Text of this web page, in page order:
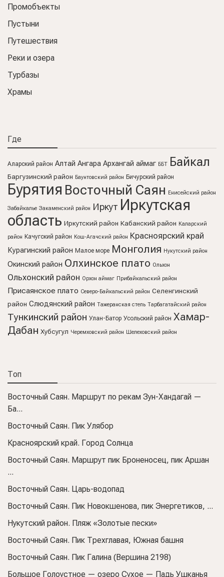
Промобъекты
Пустыни
Путешествия
Реки и озера
Турбазы
Храмы
Где
Аларский район Алтай Ангара Архангай аймаг ББТ Байкал
Баргузинский район Баунтовский район Бичурский район
Бурятия Восточный Саян Енисейский район
Забайкалье Закаменский район Иркут Иркутская
область Иркутский район Кабанский район Каларский
район Качугский район Кош-Агачский район Красноярский край
Курагинский район Малое море Монголия Нукутский район
Окинский район Олхинское плато Ольхон
Ольхонский район Орхон аймаг Прибайкальский район
Присаянское плато Северо-Байкальский район Селенгинский
район Слюдянский район Тажеранская степь Тарбагатайский район
Тункинский район Улан-Батор Усольский район Хамар-
Дабан Хубсугул Черемховский район Шелеховский район
Топ
Восточный Саян. Маршрут по рекам Зун-Хандагай —
Ба...
Восточный Саян. Пик Улябор
Красноярский край. Город Солнца
Восточный Саян. Маршрут пик Броненосец, пик Аршан
...
Восточный Саян. Царь-водопад
Восточный Саян. Пик Новокшенова, пик Энергетиков, ...
Нукутский район. Пляж «Золотые пески»
Восточный Саян. Пик Трехглавая, Южная башня
Восточный Саян. Пик Галина (Вершина 2198)
Большое Голоустное — озеро Сухое — Падь Ушканья